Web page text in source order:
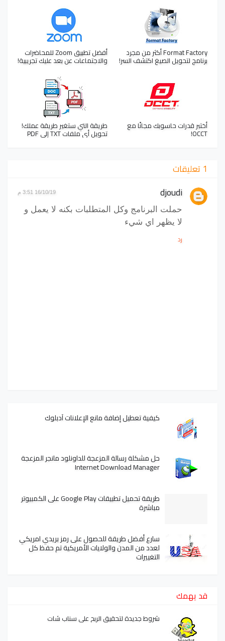
Format Factory أكثر من مجرد
برنامج لتحويل الصيغ اكتشف السر!
أفضل تطبيق Zoom للمحاضرات
والاجتماعات عن بعد عليك تجريبية!
أختبر قدرات حاسوبك مجانًا مع
OCCT!
طريقة التي ستغير طريقة عملك!
تحويل أي ملفات TXT إلى PDF
1 تعليقات
djoudi 16/10/19 3:51 م
حملت البرنامج وكل المتطلبات بكنه لا يعمل و
لا يظهر اي شيء
رد
كيفية تعطيل إضافة مانع الإعلانات آدبلوك
حل مشكلة رسالة المزعجة للداونلود مانجر المزعجة
Internet Download Manager
طريقة تحميل تطبيقات Google Play على الكمبيوتر
مباشرة
سارع أفضل طريقة للحصول على رمز بريدي امريكي
لعدد من المدن والولايات الأمريكية تم حفظ كل
التغييرات
قد يهمك
شروط جديدة لتحقيق الربح على سناب شات